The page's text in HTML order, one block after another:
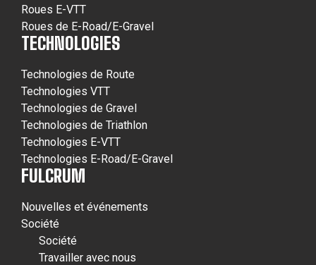
Roues E-VTT
Roues de E-Road/E-Gravel
TECHNOLOGIES
Technologies de Route
Technologies VTT
Technologies de Gravel
Technologies de Triathlon
Technologies E-VTT
Technologies E-Road/E-Gravel
FULCRUM
Nouvelles et événements
Société
Société
Travailler avec nous